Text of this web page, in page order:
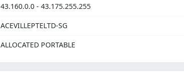
43.160.0.0 - 43.175.255.255
ACEVILLEPTELTD-SG
ALLOCATED PORTABLE